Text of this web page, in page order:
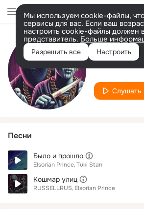
Мы используем cookie-файлы,
сервисы для вас. Если ваш
настроить cookie-файлы должен
представитель. Больше
Разрешить все Настроить
Исполнитель
Elsorian
Слушать
Песни
Было и прошло
Elsorian Prince Tuki Stan
Кошмар улиц
RUSSELLRUS Elsorian Prince